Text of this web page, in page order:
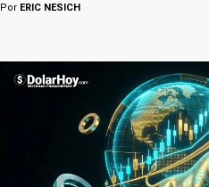
Por ERIC NESICH